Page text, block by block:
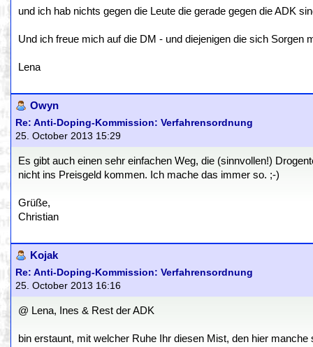
und ich hab nichts gegen die Leute die gerade gegen die ADK
Und ich freue mich auf die DM - und diejenigen die sich
Lena
Owyn
Re: Anti-Doping-Kommission: Verfahrensordnung
25. October 2013 15:29
Es gibt auch einen sehr einfachen Weg, die (sinnvollen!)
nicht ins Preisgeld kommen. Ich mache das immer so. ;-)
Grüße,
Christian
Kojak
Re: Anti-Doping-Kommission: Verfahrensordnung
25. October 2013 16:16
@ Lena, Ines & Rest der ADK
bin erstaunt, mit welcher Ruhe Ihr diesen Mist, den hier